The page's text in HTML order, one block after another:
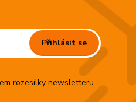
Přihlásit se
rozesílky newsletteru.